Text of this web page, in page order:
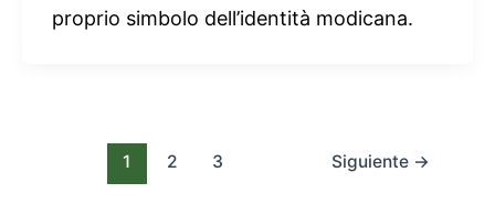
proprio simbolo dell’identità modicana.
1 2 3 Siguiente →